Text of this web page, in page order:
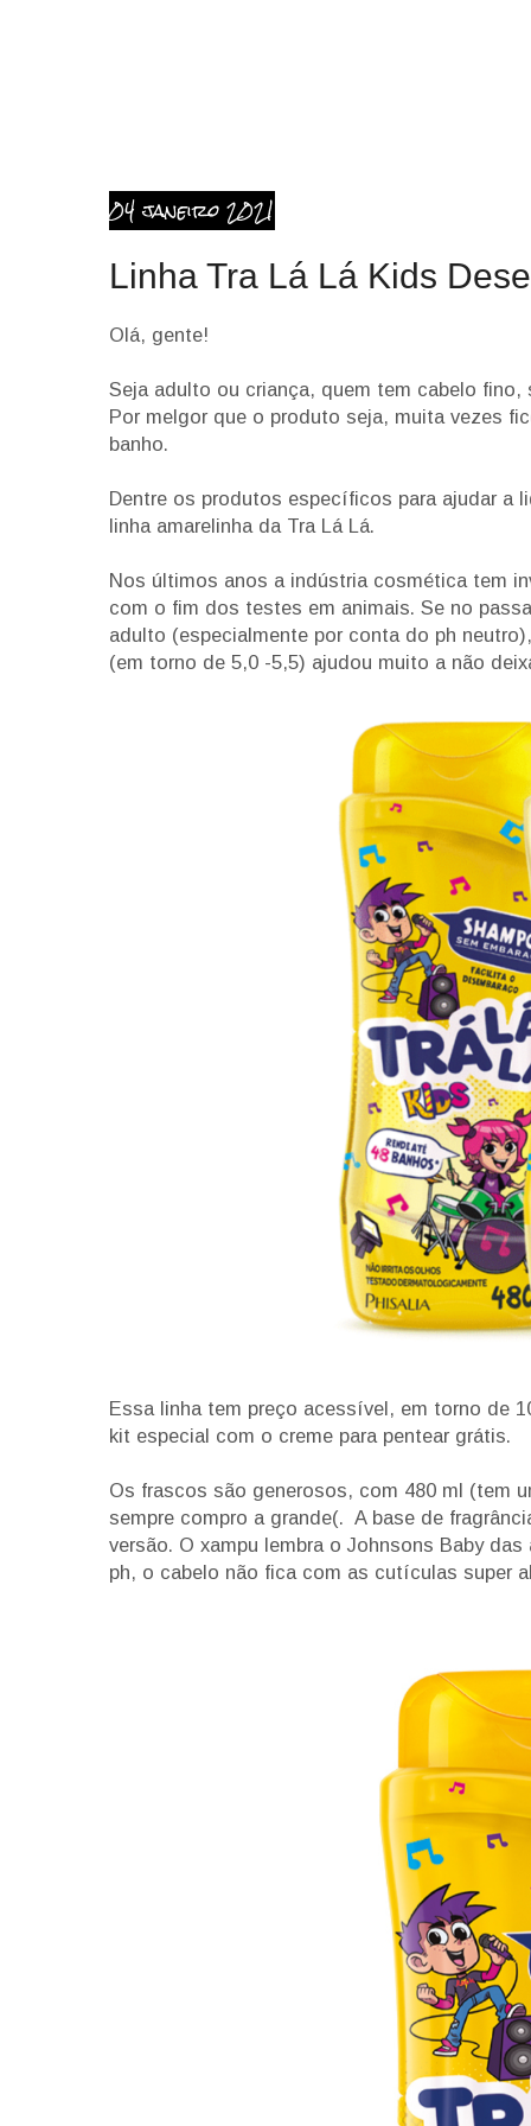
04 janeiro 2021
Linha Tra Lá Lá Kids
Olá, gente!
Seja adulto ou criança, quem tem cabelo
Por melgor que o produto seja, muita vezes
banho.
Dentre os produtos específicos para ajudar a
linha amarelinha da Tra Lá Lá.
Nos últimos anos a indústria cosmética tem
com o fim dos testes em animais. Se no
adulto (especialmente por conta do ph
(em torno de 5,0 -5,5) ajudou muito a não
Essa linha tem preço acessível, em torno de
kit especial com o creme para pentear grátis.
Os frascos são generosos, com 480 ml (tem
sempre compro a grande(. A base de
versão. O xampu lembra o Johnsons Baby
ph, o cabelo não fica com as cutículas super